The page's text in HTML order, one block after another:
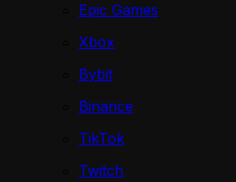
Epic Games
Xbox
Bybit
Binance
TikTok
Twitch